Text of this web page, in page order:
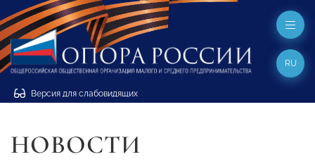
Версия для слабовидящих
RU
НОВОСТИ